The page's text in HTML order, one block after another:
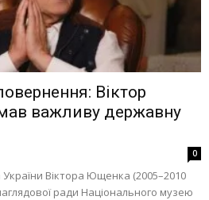
Україна
Економіка
Політика
Віктор
важливу державну
0
Віктора Ющенка (2005–2010
ради Національного музею